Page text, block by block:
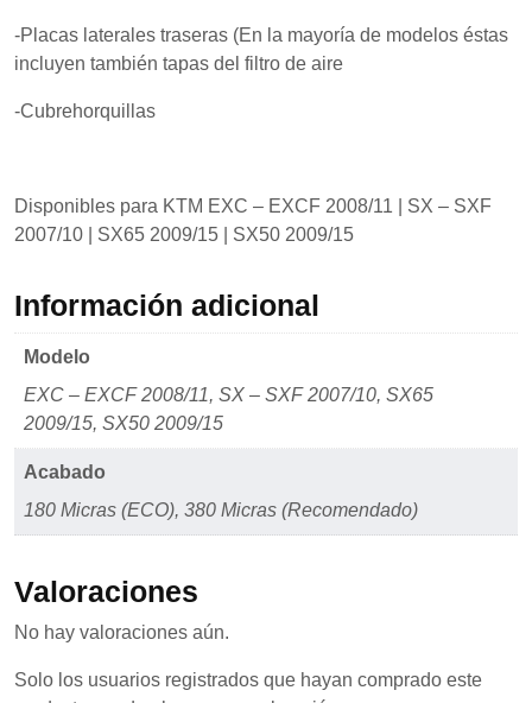
-Placas laterales traseras (En la mayoría de modelos éstas
incluyen también tapas del filtro de aire
-Cubrehorquillas
Disponibles para KTM EXC – EXCF 2008/11 | SX – SXF
2007/10 | SX65 2009/15 | SX50 2009/15
Información adicional
Modelo
EXC – EXCF 2008/11, SX – SXF 2007/10, SX65
2009/15, SX50 2009/15
Acabado
180 Micras (ECO), 380 Micras (Recomendado)
Valoraciones
No hay valoraciones aún.
Solo los usuarios registrados que hayan comprado este